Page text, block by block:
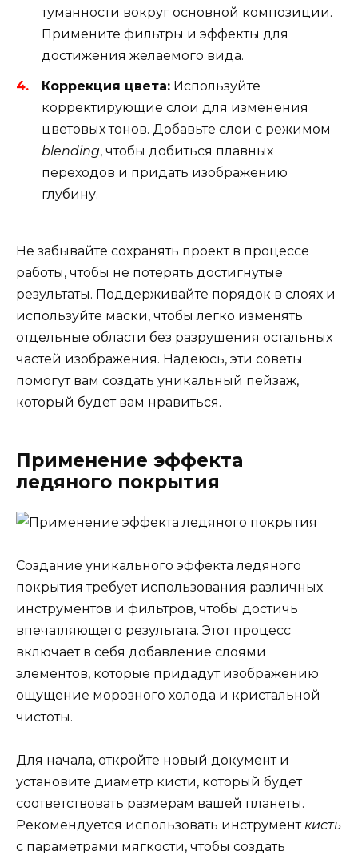
туманности вокруг основной композиции.
Примените фильтры и эффекты для
достижения желаемого вида.
Коррекция цвета: Используйте
корректирующие слои для изменения
цветовых тонов. Добавьте слои с режимом
blending, чтобы добиться плавных
переходов и придать изображению
глубину.
Не забывайте сохранять проект в процессе
работы, чтобы не потерять достигнутые
результаты. Поддерживайте порядок в слоях и
используйте маски, чтобы легко изменять
отдельные области без разрушения остальных
частей изображения. Надеюсь, эти советы
помогут вам создать уникальный пейзаж,
который будет вам нравиться.
Применение эффекта
ледяного покрытия
Создание уникального эффекта ледяного
покрытия требует использования различных
инструментов и фильтров, чтобы достичь
впечатляющего результата. Этот процесс
включает в себя добавление слоями
элементов, которые придадут изображению
ощущение морозного холода и кристальной
чистоты.
Для начала, откройте новый документ и
установите диаметр кисти, который будет
соответствовать размерам вашей планеты.
Рекомендуется использовать инструменткисть
с параметрами мягкости, чтобы создать